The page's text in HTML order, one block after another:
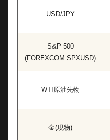
USD/JPY
S&P 500
(FOREXCOM:SPXUSD)
WTI原油先物
金(現物)